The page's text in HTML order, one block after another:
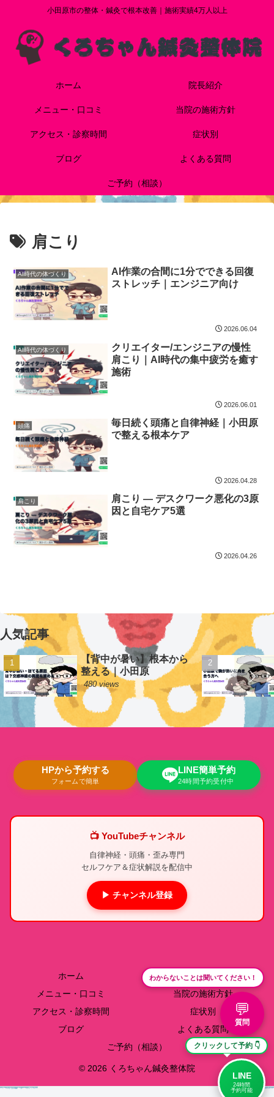
小田原市の整体・鍼灸で根本改善｜施術実績4万人以上
ホーム 院長紹介
メニュー・口コミ 当院の施術方針
アクセス・診察時間 症状別
ブログ よくある質問
ご予約（相談）
肩こり
AI時代の体づくり
AI作業の合間に1分でできる回復
ストレッチ｜エンジニア向け
2026.06.04
AI時代の体づくり
クリエイター/エンジニアの慢性
肩こり｜AI時代の集中疲労を癒す
施術
2026.06.01
頭痛
毎日続く頭痛と自律神経｜小田原
で整える根本ケア
2026.04.28
肩こり
肩こり — デスクワーク悪化の3原
因と自宅ケア5選
2026.04.26
人気記事
【背中が暑い】根本から
整える｜小田原
480 views
HPから予約する
フォームで簡単
LINE簡単予約
24時間予約受付中
📺 YouTubeチャンネル
自律神経・頭痛・歪み専門
セルフケア＆症状解説を配信中
▶ チャンネル登録
ホーム
院長紹介
メニュー・口コミ
当院の施術方針
アクセス・診察時間
症状別
ブログ
よくある質問
ご予約（相談）
© 2026 くろちゃん鍼灸整体院
わからないことは聞いてください！
💬
質問
クリックして予約 👇
LINE
24時間
予約可能